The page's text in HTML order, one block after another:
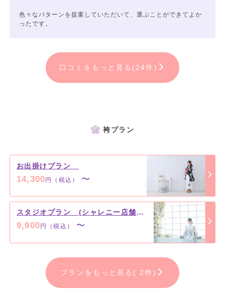
色々なパターンを提案していただいて、選ぶことができてよか
ったです。
口コミをもっと見る(24件)
袴プラン
お出掛けプラン
14,300円（税込） 〜
スタジオプラン (シャレニー店舗限定)
9,900 円（税込） 〜
プランをもっと見る( 2件)